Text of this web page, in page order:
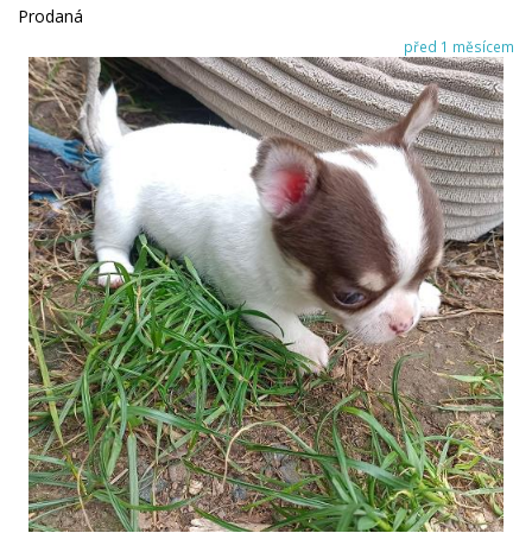
před 1 měsícem
Prodaná